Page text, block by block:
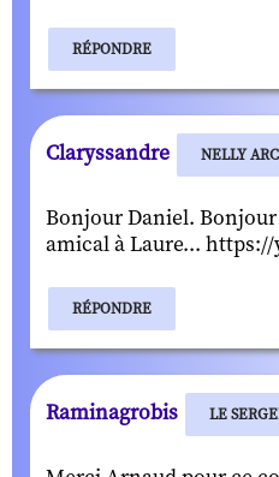
RÉPONDRE
Claryssandre NELLY
Bonjour Daniel.
amical à Laure... https://
RÉPONDRE
Raminagrobis LE